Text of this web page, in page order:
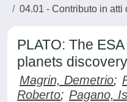
04.01 - Contributo in atti
PLATO: The
planets discovery
Magrin, Demetrio;
Roberto; Pagano,